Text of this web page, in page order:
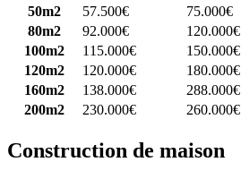
50m2
57.500€ 75.000€
80m2
92.000€ 120.000€
100m2
115.000€ 150.000€
120m2
120.000€ 180.000€
160m2
138.000€ 288.000€
200m2
230.000€ 260.000€
Construction de maison